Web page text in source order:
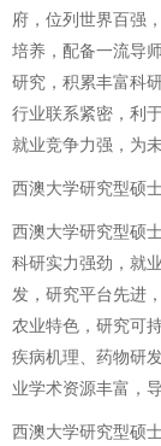
府，位列世界百强
培养，配备一流导
研究，积累丰富科
行业联系紧密，利
就业竞争力强，为
西澳大学研究型硕
西澳大学研究型硕
科研实力强劲，就
发，研究平台先进
农业特色，研究可
疾病机理、药物研
业学术资源丰富，
西澳大学研究型硕